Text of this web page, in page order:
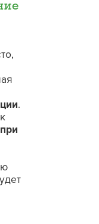
.